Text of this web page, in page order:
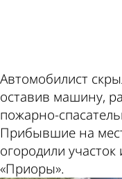
Автомобилист
оставив машину,
пожарно-
Прибывшие на
огородили
«Приоры».